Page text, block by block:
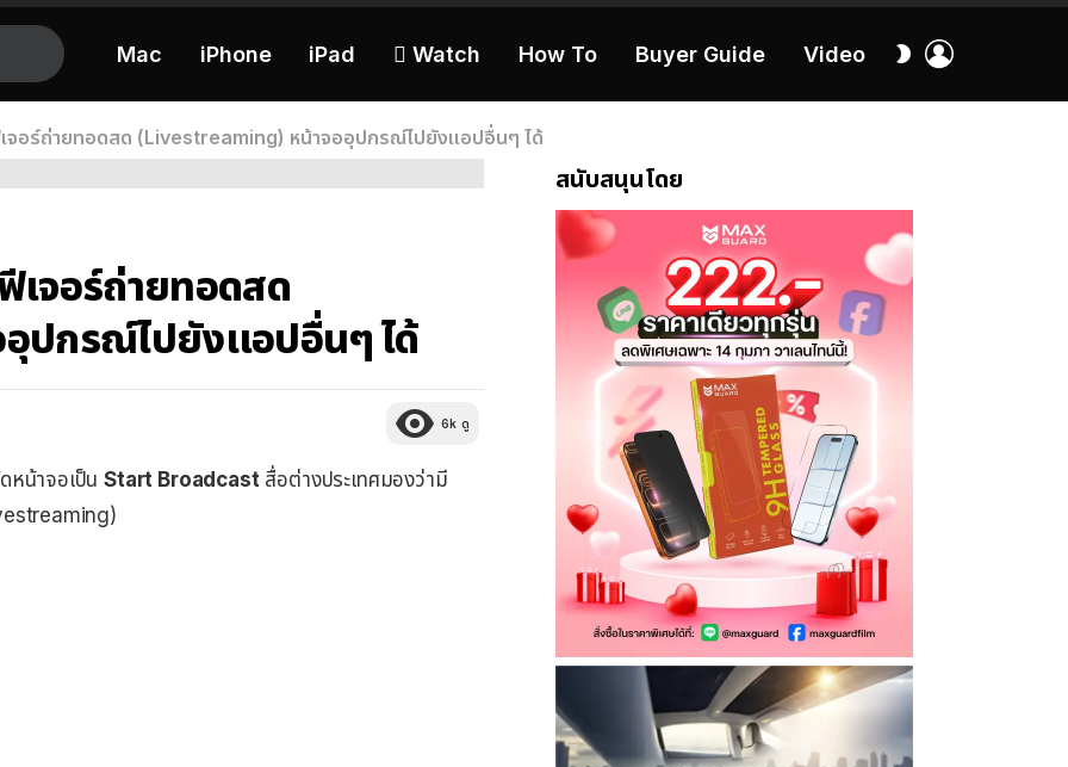
Mac iPhone iPad  Watch How To Buyer Guide Video
สลับ
ฟีเจอร์ถ่ายทอดสด (Livestreaming) หน้าจออุปกรณ์ไปยังแอปอื่นๆ ได้
ฟีเจอร์ถ่ายทอดสด
ปกรณ์ไปยังแอปอื่นๆ ได้
6k ดู
ดหน้าจอเป็นStart Broadcast สื่อต่างประเทศมองว่ามี
สนับสนุนโดย